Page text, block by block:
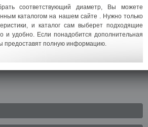
соответствующий диаметр, Вы можете
каталогом на нашем сайте . Нужно только
и каталог сам выберет подходящие
и удобно. Если понадобится дополнительная
полную информацию.